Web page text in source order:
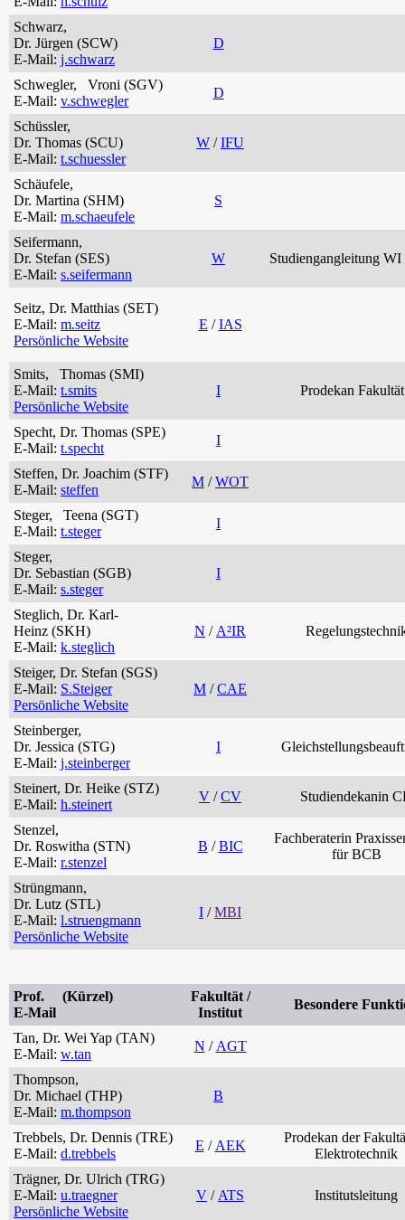
Schwarz,
Dr. Jürgen (SCW)
E-Mail: j.schwarz
D
Schwegler, Vroni (SGV)
E-Mail: v.schwegler
D
Schüssler,
Dr. Thomas (SCU)
E-Mail: t.schuessler
W /IFU
Schäufele,
Dr. Martina (SHM)
E-Mail: m.schaeufele
S
Seifermann,
Dr. Stefan (SES)
E-Mail: s.seifermann
W Studiengangleitung WI
Seitz, Dr. Matthias (SET)
E-Mail: m.seitz
Persönliche Website
E /IAS
Smits, Thomas (SMI)
E-Mail: t.smits
Persönliche Website
I Prodekan
Specht, Dr. Thomas (SPE)
E-Mail: t.specht
I
Steffen, Dr. Joachim (STF)
E-Mail: steffen
M /WOT
Steger, Teena (SGT)
E-Mail: t.steger
I
Steger,
Dr. Sebastian (SGB)
E-Mail: s.steger
I
Steglich, Dr. Karl-
Heinz (SKH)
E-Mail: k.steglich
N / A²IR
Steiger, Dr. Stefan (SGS)
E-Mail: S.Steiger
Persönliche Website
M /CAE
Steinberger,
Dr. Jessica (STG)
E-Mail: j.steinberger
I
Steinert, Dr. Heike (STZ)
E-Mail: h.steinert
V /CV Studiendekanin
Stenzel,
Dr. Roswitha (STN)
E-Mail: r.stenzel
B /BIC
Fachberaterin
für BCB
Strüngmann,
Dr. Lutz (STL)
E-Mail: l.struengmann
Persönliche Website
I /MBI
Prof. (Kürzel)
E-Mail
Fakultät /
Institut
Besondere
Tan, Dr. Wei Yap (TAN)
E-Mail: w.tan
N / AGT
Thompson,
Dr. Michael (THP)
E-Mail: m.thompson
B
Trebbels, Dr. Dennis (TRE)
E-Mail: d.trebbels
E / AEK
Prodekan der
Elektrotechnik
Trägner, Dr. Ulrich (TRG)
E-Mail: u.traegner
Persönliche Website
V / ATS Institutsleitung